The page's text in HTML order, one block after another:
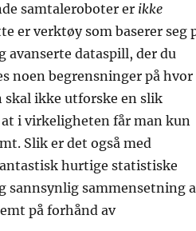
samtaleroboter er ikke
er verktøy som baserer seg
avanserte dataspill, der du
noen begrensninger på hvor
skal ikke utforske en slik
i virkeligheten får man kun
Slik er det også med
hurtige statistiske
sannsynlig sammensetning
på forhånd av